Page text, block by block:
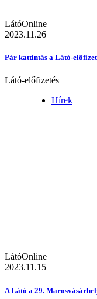
LátóOnline
2023.11.26
Pár kattintás a Látó-
Látó-előfizetés
Hírek
LátóOnline
2023.11.15
A Látó a 29.